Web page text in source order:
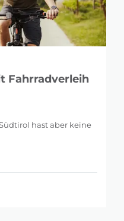
Fahrradverleih
hast aber keine